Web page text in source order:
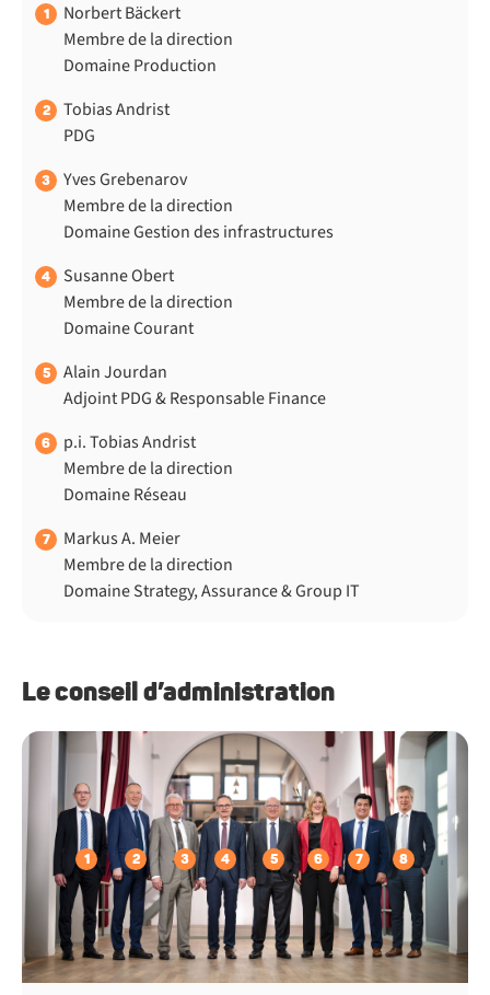
1
Norbert Bäckert
Membre de la direction
Domaine Production
2
Tobias Andrist
PDG
3
Yves Grebenarov
Membre de la direction
Domaine Gestion des infrastructures
4
Susanne Obert
Membre de la direction
Domaine Courant
5
Alain Jourdan
Adjoint PDG & Responsable Finance
6
p.i. Tobias Andrist
Membre de la direction
Domaine Réseau
7
Markus A. Meier
Membre de la direction
Domaine Strategy, Assurance & Group IT
Le conseil d’administration
1 2 3 4 5 6 7 8